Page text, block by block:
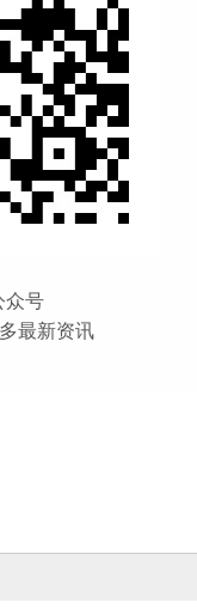
众号
最新资讯